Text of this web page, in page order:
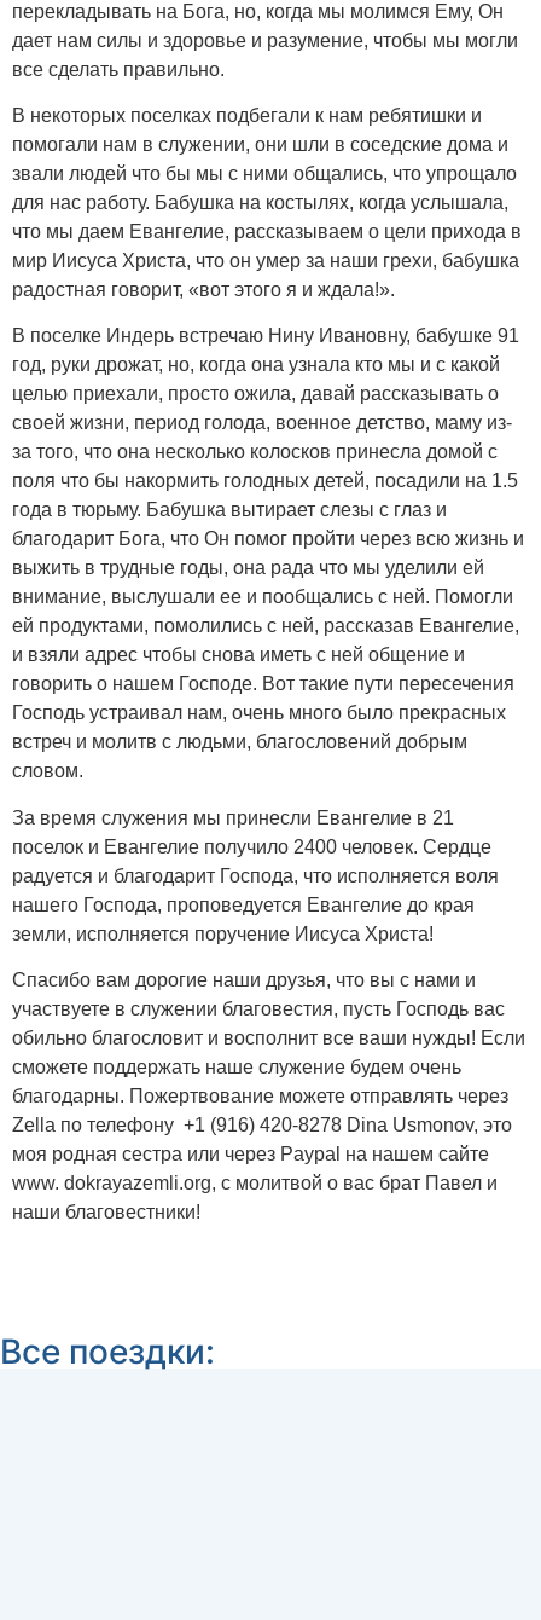
перекладывать на Бога, но, когда мы молимся Ему, Он
дает нам силы и здоровье и разумение, чтобы мы могли
все сделать правильно.
В некоторых поселках подбегали к нам ребятишки и
помогали нам в служении, они шли в соседские дома и
звали людей что бы мы с ними общались, что упрощало
для нас работу. Бабушка на костылях, когда услышала,
что мы даем Евангелие, рассказываем о цели прихода в
мир Иисуса Христа, что он умер за наши грехи, бабушка
радостная говорит, «вот этого я и ждала!».
В поселке Индерь встречаю Нину Ивановну, бабушке 91
год, руки дрожат, но, когда она узнала кто мы и с какой
целью приехали, просто ожила, давай рассказывать о
своей жизни, период голода, военное детство, маму из-
за того, что она несколько колосков принесла домой с
поля что бы накормить голодных детей, посадили на 1.5
года в тюрьму. Бабушка вытирает слезы с глаз и
благодарит Бога, что Он помог пройти через всю жизнь и
выжить в трудные годы, она рада что мы уделили ей
внимание, выслушали ее и пообщались с ней. Помогли
ей продуктами, помолились с ней, рассказав Евангелие,
и взяли адрес чтобы снова иметь с ней общение и
говорить о нашем Господе. Вот такие пути пересечения
Господь устраивал нам, очень много было прекрасных
встреч и молитв с людьми, благословений добрым
словом.
За время служения мы принесли Евангелие в 21
поселок и Евангелие получило 2400 человек. Сердце
радуется и благодарит Господа, что исполняется воля
нашего Господа, проповедуется Евангелие до края
земли, исполняется поручение Иисуса Христа!
Спасибо вам дорогие наши друзья, что вы с нами и
участвуете в служении благовестия, пусть Господь вас
обильно благословит и восполнит все ваши нужды! Если
сможете поддержать наше служение будем очень
благодарны. Пожертвование можете отправлять через
Zella по телефону +1 (916) 420-8278 Dina Usmonov, это
моя родная сестра или через Paypal на нашем сайте
www. dokrayazemli.org, c молитвой о вас брат Павел и
наши благовестники!
Все поездки: